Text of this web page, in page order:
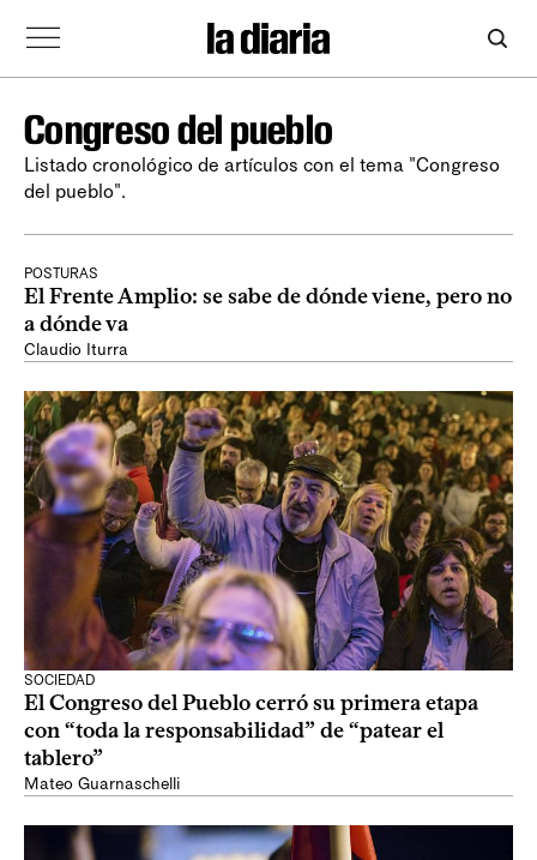
Congreso del pueblo
Listado cronológico de artículos con el tema "Congreso
del pueblo".
POSTURAS
El Frente Amplio: se sabe de dónde viene, pero no
a dónde va
Claudio Iturra
SOCIEDAD
El Congreso del Pueblo cerró su primera etapa
con “toda la responsabilidad” de “patear el
tablero”
Mateo Guarnaschelli